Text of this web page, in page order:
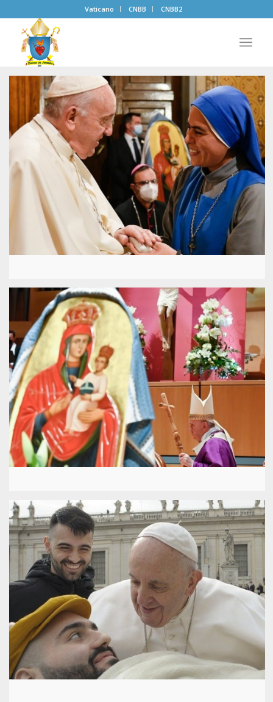
Vaticano CNBB CNBB2